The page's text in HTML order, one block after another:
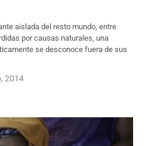
aislada del resto mundo, entre
por causas naturales, una
se desconoce fuera de sus
2014